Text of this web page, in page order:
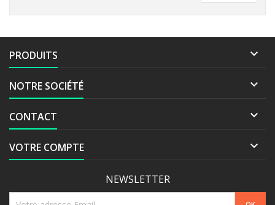
PRODUITS 
NOTRE SOCIÉTÉ 
CONTACT 
VOTRE COMPTE 
NEWSLETTER